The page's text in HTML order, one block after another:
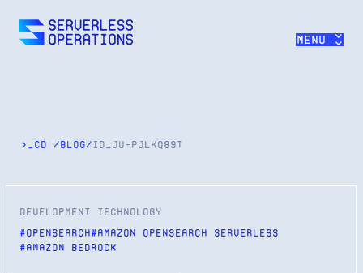
Menu >>
>_cd /blog/ id_ ju-pjlkq89t
development technology
#OpenSearch#Amazon OpenSearch Serverless
#Amazon Bedrock